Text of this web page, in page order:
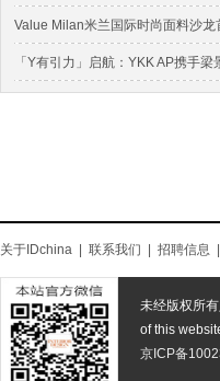
Value Milan米兰国际时尚面料沙
「Y有引力」启航：YKK AP携手
关于IDchina 联系我们 招聘信息
未经版权所
of this
京ICP备